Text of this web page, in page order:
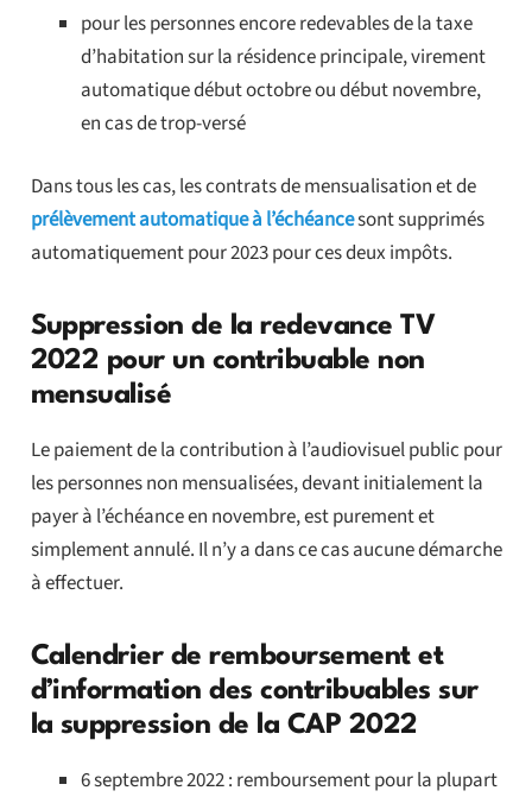
pour les personnes encore redevables de la taxe
d’habitation sur la résidence principale, virement
automatique début octobre ou début novembre,
en cas de trop-versé
Dans tous les cas, les contrats de mensualisation et de
prélèvement automatique à l’échéancesont supprimés
automatiquement pour 2023 pour ces deux impôts.
Suppression de la redevance TV
2022 pour un contribuable non
mensualisé
Le paiement de la contribution à l’audiovisuel public pour
les personnes non mensualisées, devant initialement la
payer à l’échéance en novembre, est purement et
simplement annulé. Il n’y a dans ce cas aucune démarche
à effectuer.
Calendrier de remboursement et
d’information des contribuables sur
la suppression de la CAP 2022
6 septembre 2022 : remboursement pour la plupart